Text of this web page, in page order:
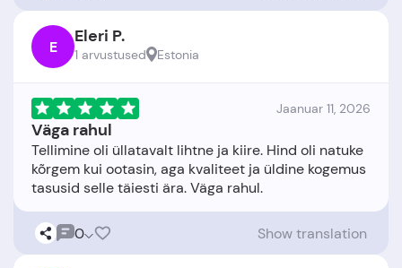
E Eleri P.
1 arvustused Estonia
Jaanuar 11, 2026
Väga rahul
Tellimine oli üllatavalt lihtne ja kiire. Hind oli natuke
kõrgem kui ootasin, aga kvaliteet ja üldine kogemus
0 Show translation